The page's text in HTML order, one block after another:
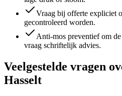
Vraag bij offerte expliciet
gecontroleerd worden.
Anti-mos preventief om
vraag schriftelijk advies.
Veelgestelde vragen
Hasselt